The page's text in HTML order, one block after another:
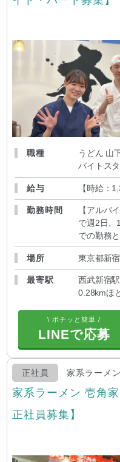
職種
うどん 山
バイトス
給与 【時給：
勤務時間
【アルバ
で週2日、
での勤務
場所 東京都新
最寄駅
西武新宿
0.28kmほ
\ ポチッと簡単 /
LINEで応募
正社員 家系ラーメ
家系ラーメン 壱角
正社員募集】